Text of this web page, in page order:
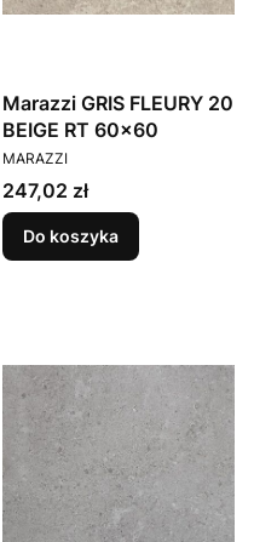
Marazzi GRIS FLEURY 20
BEIGE RT 60x60
PRODUCENT
MARAZZI
Cena
247,02 zł
Do koszyka